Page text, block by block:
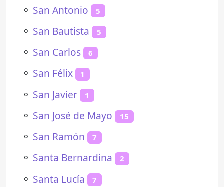
⚬ San Antonio 5
⚬ San Bautista 5
⚬ San Carlos 6
⚬ San Félix 1
⚬ San Javier 1
⚬ San José de Mayo 15
⚬ San Ramón 7
⚬ Santa Bernardina 2
⚬ Santa Lucía 7